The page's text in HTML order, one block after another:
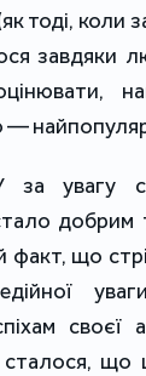
тоді, коли
завдяки
—
увагу
добрим
факт, що
своєї
сталося, що